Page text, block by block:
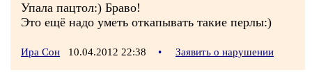
Упала пацтол:) Браво!
Это ещё надо уметь откапывать такие перлы:)
Ира Сон 10.04.2012 22:38 • Заявить о нарушении